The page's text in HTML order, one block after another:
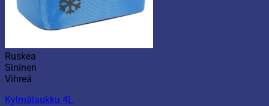
Ruskea
Sininen
Vihreä
Kylmälaukku 4L